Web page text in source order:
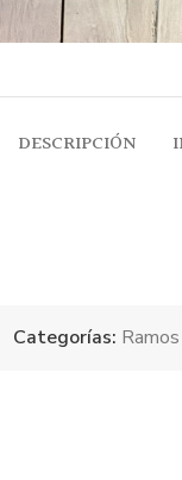
DESCRIPCIÓN
Categorías: